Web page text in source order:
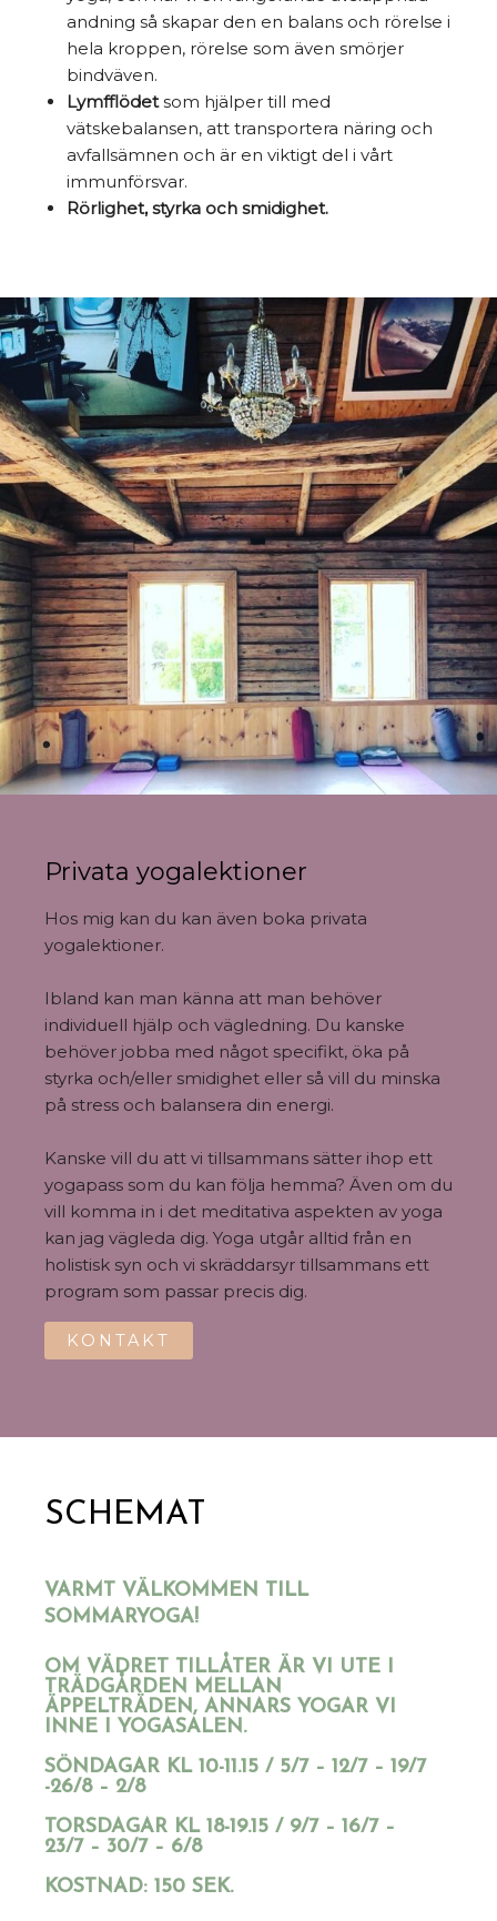
andning så skapar den en balans och rörelse i
hela kroppen, rörelse som även smörjer
bindväven.
Lymfflödetsom hjälper till med
vätskebalansen, att transportera näring och
avfallsämnen och är en viktigt del i vårt
immunförsvar.
Rörlighet, styrka och smidighet.
Privata yogalektioner
Hos mig kan du kan även boka privata
yogalektioner.
Ibland kan man känna att man behöver
individuell hjälp och vägledning. Du kanske
behöver jobba med något specifikt, öka på
styrka och/eller smidighet eller så vill du minska
på stress och balansera din energi.
Kanske vill du att vi tillsammans sätter ihop ett
yogapass som du kan följa hemma? Även om du
vill komma in i det meditativa aspekten av yoga
kan jag vägleda dig. Yoga utgår alltid från en
holistisk syn och vi skräddarsyr tillsammans ett
program som passar precis dig.
KONTAKT
SCHEMAT
VARMT VÄLKOMMEN TILL
SOMMARYOGA!
OM VÄDRET TILLÅTER ÄR VI UTE I
TRÄDGÅRDEN MELLAN
ÄPPELTRÄDEN, ANNARS YOGAR VI
INNE I YOGASALEN.
SÖNDAGAR KL 10-11.15 / 5/7 – 12/7 – 19/7
-26/8 – 2/8
TORSDAGAR KL 18-19.15 / 9/7 – 16/7 –
23/7 – 30/7 – 6/8
KOSTNAD: 150 SEK.